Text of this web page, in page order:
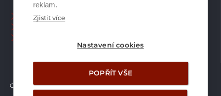
reklam.
Zjistit více
Nastavení cookies
POPŘÍT VŠE
Naši pracovníci CZ
Copyright © Brilon a.s. 2026